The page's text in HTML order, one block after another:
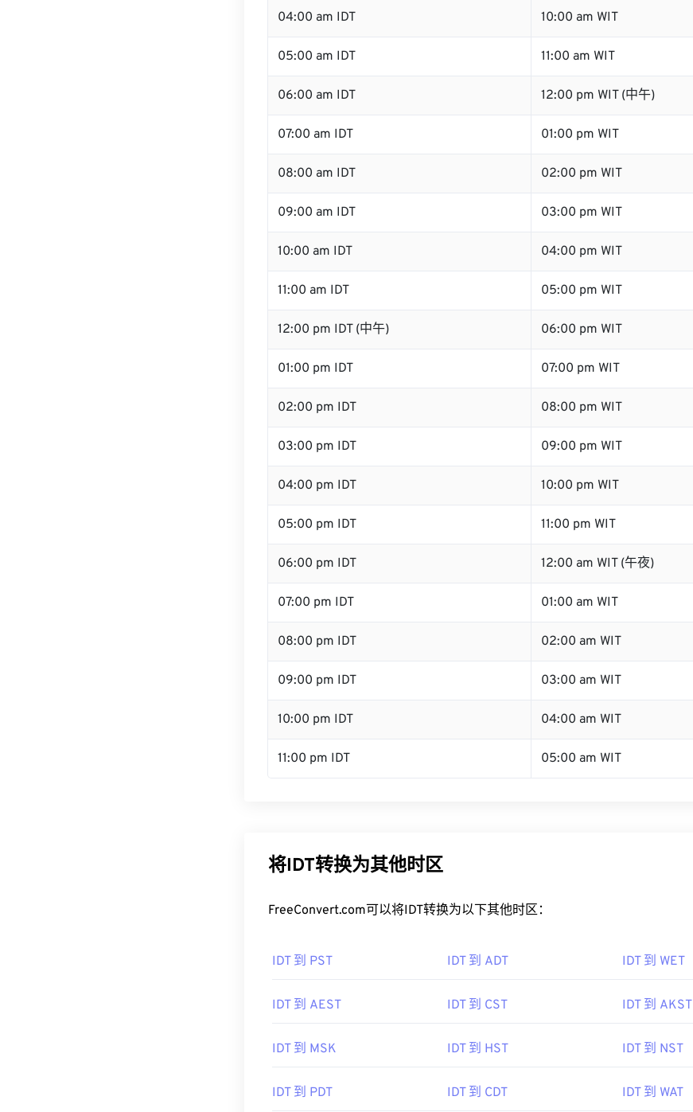
04:00 am IDT 10:00 am WIT
05:00 am IDT 11:00 am WIT
06:00 am IDT 12:00 pm WIT (中午)
07:00 am IDT 01:00 pm WIT
08:00 am IDT 02:00 pm WIT
09:00 am IDT 03:00 pm WIT
10:00 am IDT 04:00 pm WIT
11:00 am IDT 05:00 pm WIT
12:00 pm IDT (中午) 06:00 pm WIT
01:00 pm IDT 07:00 pm WIT
02:00 pm IDT 08:00 pm WIT
03:00 pm IDT 09:00 pm WIT
04:00 pm IDT 10:00 pm WIT
05:00 pm IDT 11:00 pm WIT
06:00 pm IDT 12:00 am WIT (午夜)
07:00 pm IDT 01:00 am WIT
08:00 pm IDT 02:00 am WIT
09:00 pm IDT 03:00 am WIT
10:00 pm IDT 04:00 am WIT
11:00 pm IDT 05:00 am WIT
将IDT转换为其他时区
FreeConvert.com可以将IDT转换为以下其他时区：
IDT 到 PST IDT 到 ADT IDT 到 WET
IDT 到 AEST IDT 到 CST IDT 到 AKST
IDT 到 MSK IDT 到 HST IDT 到 NST
IDT 到 PDT IDT 到 CDT IDT 到 WAT